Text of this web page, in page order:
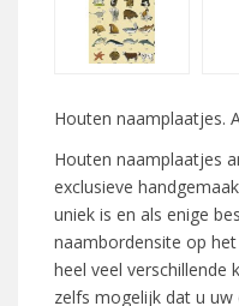
Houten naamplaatjes.
Houten naamplaatjes
exclusieve
uniek is en als enige
naambordensite op
heel veel verschillende
zelfs mogelijk dat u